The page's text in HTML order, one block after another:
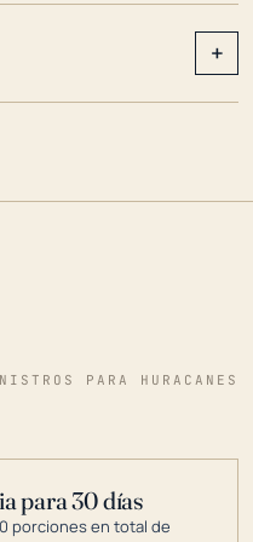
+
PARA HURACANES
para 30 días
porciones en total de